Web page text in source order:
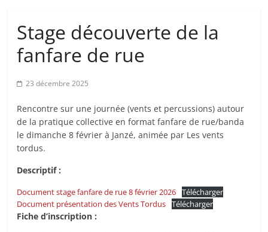
Stage découverte de la
fanfare de rue
23 décembre 2025
Rencontre sur une journée (vents et percussions) autour
de la pratique collective en format fanfare de rue/banda
le dimanche 8 février à Janzé, animée par Les vents
tordus.
Descriptif :
Document stage fanfare de rue 8 février 2026 Télécharger
Document présentation des Vents Tordus Télécharger
Fiche d’inscription :